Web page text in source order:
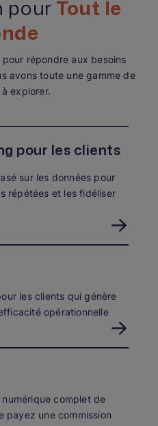
pour Tout le
répondre aux besoins
avons toute une gamme de
explorer.
pour les clients
sur les données pour
répétées et les fidéliser
les clients qui génère
opérationnelle
complet de
payez une commission